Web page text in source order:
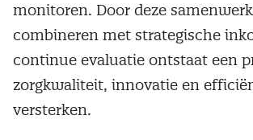
monitoren. Door deze
combineren met strategische
continue evaluatie ontstaat een
zorgkwaliteit, innovatie en
versterken.